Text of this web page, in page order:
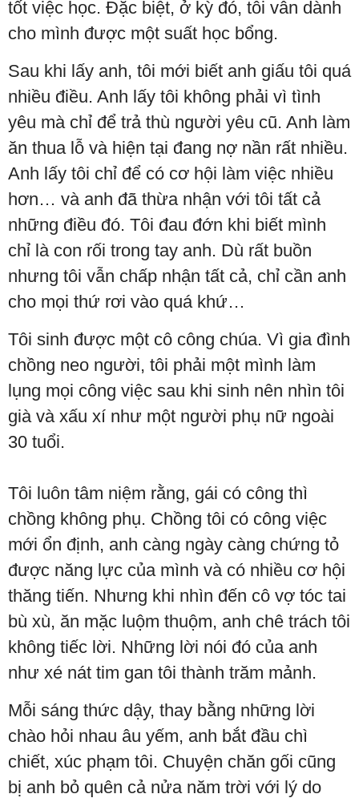
tốt việc học. Đặc biệt, ở kỳ đó, tôi vẫn dành
cho mình được một suất học bổng.
Sau khi lấy anh, tôi mới biết anh giấu tôi quá
nhiều điều. Anh lấy tôi không phải vì tình
yêu mà chỉ để trả thù người yêu cũ. Anh làm
ăn thua lỗ và hiện tại đang nợ nần rất nhiều.
Anh lấy tôi chỉ để có cơ hội làm việc nhiều
hơn… và anh đã thừa nhận với tôi tất cả
những điều đó. Tôi đau đớn khi biết mình
chỉ là con rối trong tay anh. Dù rất buồn
nhưng tôi vẫn chấp nhận tất cả, chỉ cần anh
cho mọi thứ rơi vào quá khứ…
Tôi sinh được một cô công chúa. Vì gia đình
chồng neo người, tôi phải một mình làm
lụng mọi công việc sau khi sinh nên nhìn tôi
già và xấu xí như một người phụ nữ ngoài
30 tuổi.
Tôi luôn tâm niệm rằng, gái có công thì
chồng không phụ. Chồng tôi có công việc
mới ổn định, anh càng ngày càng chứng tỏ
được năng lực của mình và có nhiều cơ hội
thăng tiến. Nhưng khi nhìn đến cô vợ tóc tai
bù xù, ăn mặc luộm thuộm, anh chê trách tôi
không tiếc lời. Những lời nói đó của anh
như xé nát tim gan tôi thành trăm mảnh.
Mỗi sáng thức dậy, thay bằng những lời
chào hỏi nhau âu yếm, anh bắt đầu chì
chiết, xúc phạm tôi. Chuyện chăn gối cũng
bị anh bỏ quên cả nửa năm trời với lý do